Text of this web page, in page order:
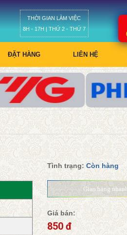
THỜI GIAN LÀM VIỆC
8H - 17H | THỨ 2 - THỨ 7
ĐẶT HÀNG LIÊN HỆ
Tình trạng:Còn hàng
Giao hàng
Giá bán:
850 đ